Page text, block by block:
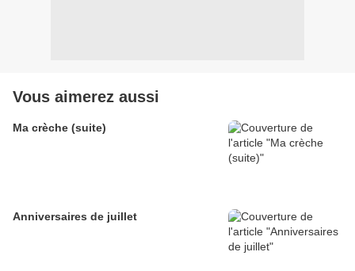
Vous aimerez aussi
Ma crèche (suite)
Anniversaires de juillet